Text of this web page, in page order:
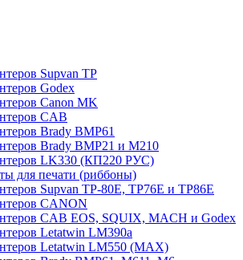
Supvan TP
Godex
Canon MK
CAB
Brady BMP61
Brady BMP21 и M210
LK330 (КП220 РУС)
для печати (риббоны)
Supvan TP-80E, TP76E и TP86E
CANON
CAB EOS, SQUIX, MACH и Godex
Letatwin LM390a
Letatwin LM550 (MAX)